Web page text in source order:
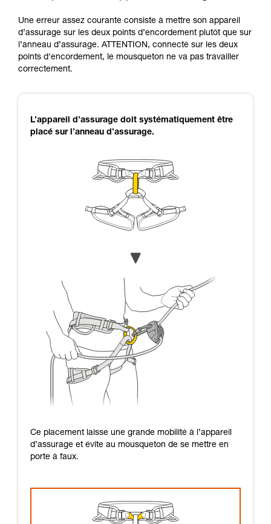
Une erreur assez courante consiste à mettre son appareil
d’assurage sur les deux points d’encordement plutôt que sur
l’anneau d’assurage. ATTENTION, connecté sur les deux
points d'encordement, le mousqueton ne va pas travailler
correctement.
L’appareil d’assurage doit systématiquement être
placé sur l’anneau d’assurage.
Ce placement laisse une grande mobilité à l’appareil
d’assurage et évite au mousqueton de se mettre en
porte à faux.